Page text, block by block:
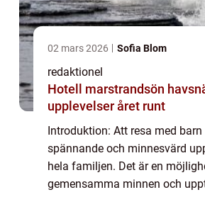
02 mars 2026 Sofia Blom
redaktionel
Hotell marstrandsön havsnära
upplevelser året runt
Introduktion: Att resa med barn
spännande och minnesvärd
hela familjen. Det är en
gemensamma minnen och